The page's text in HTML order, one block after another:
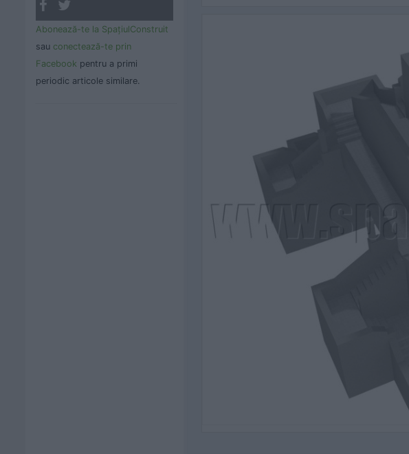
Abonează-te la SpaţiulConstruit
sau conectează-te prin
Facebook pentru a primi
periodic articole similare.